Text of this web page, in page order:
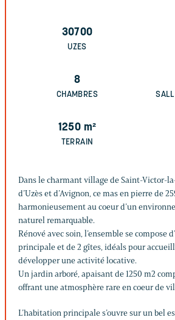
30700
UZES
8
CHAMBRES
1250 m²
TERRAIN
Dans le charmant village de Saint-Victor-
d’Uzès et d’Avignon, ce mas en pierre de
harmonieusement au coeur d’un
naturel remarquable.
Rénové avec soin, l’ensemble se compose
principale et de 2 gîtes, idéals pour
développer une activité locative.
Un jardin arboré, apaisant de 1250 m2
offrant une atmosphère rare en coeur de
L’habitation principale s’ouvre sur un bel